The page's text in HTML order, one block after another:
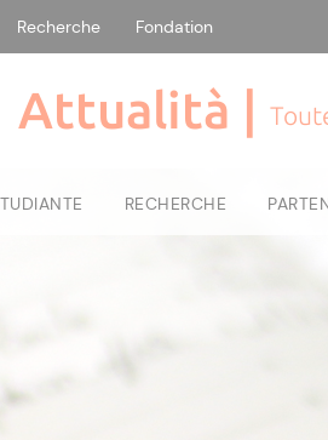
Recherche Fondation
Attualità |
RECHERCHE